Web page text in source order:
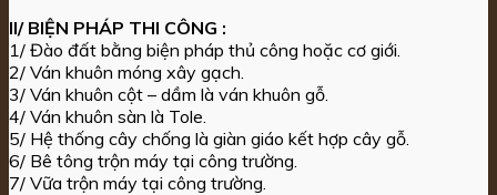
II/ BIỆN PHÁP THI CÔNG :
1/ Đào đất bằng biện pháp thủ công hoặc cơ giới.
2/ Ván khuôn móng xây gạch.
3/ Ván khuôn cột – dầm là ván khuôn gỗ.
4/ Ván khuôn sàn là Tole.
5/ Hệ thống cây chống là giàn giáo kết hợp cây gỗ.
6/ Bê tông trộn máy tại công trường.
7/ Vữa trộn máy tại công trường.